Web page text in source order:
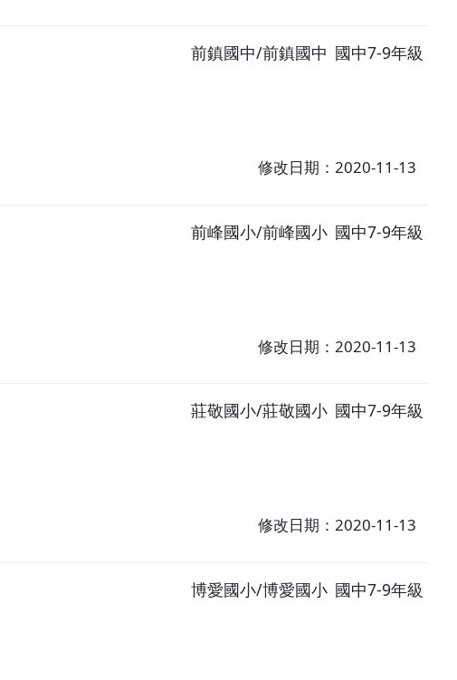
前鎮國中/前鎮國中 國中7-9年級
修改日期：2020-11-13
前峰國小/前峰國小 國中7-9年級
修改日期：2020-11-13
莊敬國小/莊敬國小 國中7-9年級
修改日期：2020-11-13
博愛國小/博愛國小 國中7-9年級